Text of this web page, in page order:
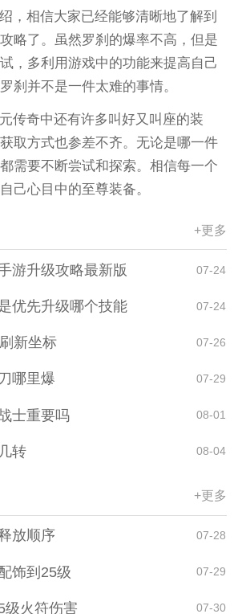
，相信大家已经能够清晰地了解到
略了。虽然罗刹的爆率不高，但是
，多利用游戏中的功能来提高自己
刹并不是一件太难的事情。
传奇中还有许多叫好又叫座的装
取方式也参差不齐。无论是哪一件
需要不断尝试和探索。相信每一个
己心目中的至尊装备。
+更多
游升级攻略最新版 07-24
优先升级哪个技能 07-24
新坐标 07-26
哪里爆 07-29
士重要吗 08-01
转 08-04
+更多
放顺序 07-28
饰到25级 07-29
级火符伤害 07-30